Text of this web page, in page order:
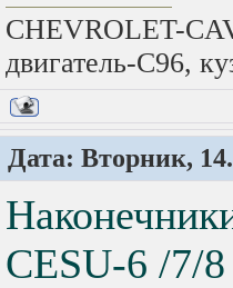
CHEVROLET-
двигатель-C96,
Дата: Вторник,
СЕSU-6 /7/8